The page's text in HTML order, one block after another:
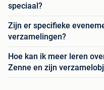
speciaal?
Zijn er specifieke
verzamelingen?
Hoe kan ik meer leren
Zenne en zijn